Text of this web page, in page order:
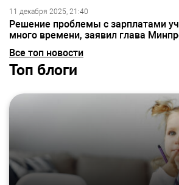
11 декабря 2025, 21:40
Решение проблемы с зарплатами
много времени, заявил глава
Все топ новости
Топ блоги